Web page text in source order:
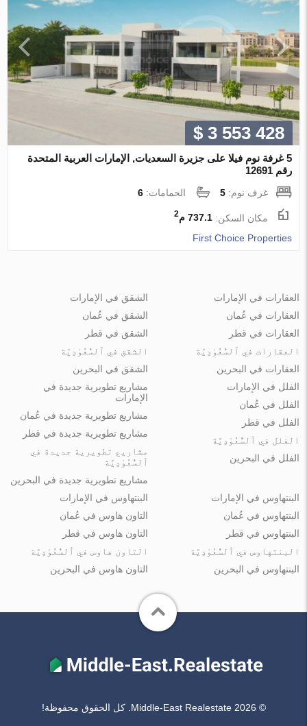
$ 3 553 428
5 غرفة نوم فيلا على جزيرة السعديات, الإمارات العربية المتحدة
رقم 12691
غرف نوم:5 الحمامات:6
مكان السكن:737.1 م 2
First Choice Properties
العقارات في الإمارات
العقارات في عُمان
العقارات في قطر
العقارات في ٱلسُّعُوْدِيَّة
العقارات في البحرين
الشقق في الإمارات
الشقق في عُمان
الشقق في قطر
الشقق في ٱلسُّعُوْدِيَّة
الشقق في البحرين
الفلل في الإمارات
الفلل في عُمان
الفلل في قطر
الفلل في ٱلسُّعُوْدِيَّة
الفلل في البحرين
مشاريع تطويرية جديدة في
الإمارات
مشاريع تطويرية جديدة في عُمان
مشاريع تطويرية جديدة في قطر
مشاريع تطويرية جديدة في
ٱلسُّعُوْدِيَّة
مشاريع تطويرية جديدة في البحرين
البنتهاوس في الإمارات
البنتهاوس في عُمان
البنتهاوس في قطر
البنتهاوس في ٱلسُّعُوْدِيَّة
البنتهاوس في البحرين
البنتهاوس في الإمارات
التاون هاوس في عُمان
التاون هاوس في قطر
التاون هاوس في ٱلسُّعُوْدِيَّة
التاون هاوس في البحرين
© Middle-East Realestate 2026. كل الحقوق محفوظة!